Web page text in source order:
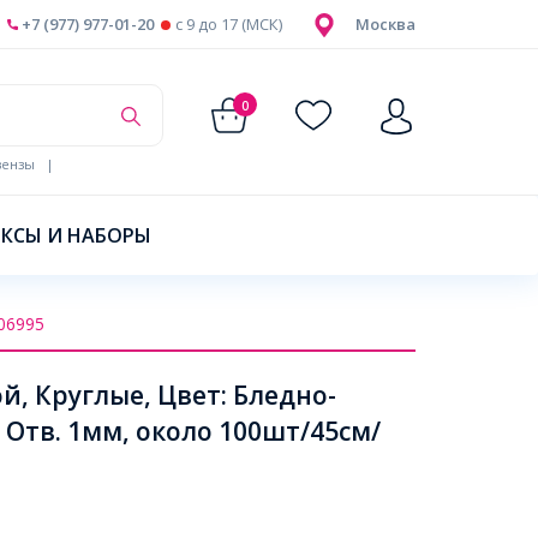
Москва
+7 (977) 977-01-20 c 9 до 17 (МСК)
0
|
И НАБОРЫ
Круглые, Цвет: Бледно-
1мм, около 100шт/45см/